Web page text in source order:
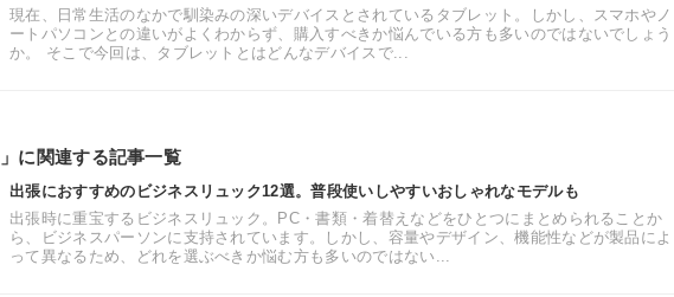
現在、日常生活のなかで馴染みの深いデバイスとされているタブレット。しかし、スマホやノ
ートパソコンとの違いがよくわからず、購入すべきか悩んでいる方も多いのではないでしょう
か。 そこで今回は、タブレットとはどんなデバイスで...
」に関連する記事一覧
出張におすすめのビジネスリュック12選。普段使いしやすいおしゃれなモデルも
出張時に重宝するビジネスリュック。PC・書類・着替えなどをひとつにまとめられることか
ら、ビジネスパーソンに支持されています。しかし、容量やデザイン、機能性などが製品によ
って異なるため、どれを選ぶべきか悩む方も多いのではない...